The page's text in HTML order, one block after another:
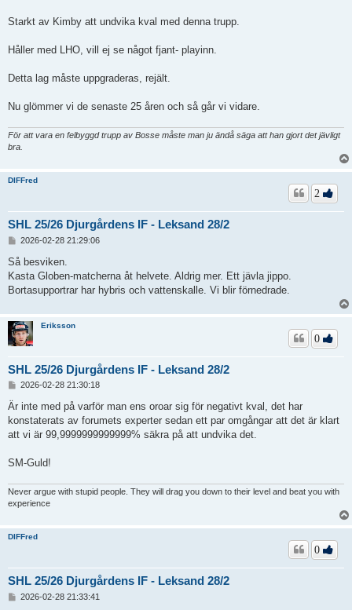
Starkt av Kimby att undvika kval med denna trupp.
Håller med LHO, vill ej se något fjant- playinn.
Detta lag måste uppgraderas, rejält.
Nu glömmer vi de senaste 25 åren och så går vi vidare.
För att vara en felbyggd trupp av Bosse måste man ju ändå säga att han gjort det jävligt
bra.
DIFFred
SHL 25/26 Djurgårdens IF - Leksand 28/2
2
l
g
g
2026-02-28 21:29:06
Så besviken.
Kasta Globen-matcherna åt helvete. Aldrig mer. Ett jävla jippo.
Bortasupportrar har hybris och vattenskalle. Vi blir förnedrade.
Eriksson
SHL 25/26 Djurgårdens IF - Leksand 28/2
0
l
g
g
2026-02-28 21:30:18
Är inte med på varför man ens oroar sig för negativt kval, det har
konstaterats av forumets experter sedan ett par omgångar att det är klart
att vi är 99,9999999999999% säkra på att undvika det.
SM-Guld!
Never argue with stupid people. They will drag you down to their level and beat you with
experience
DIFFred
SHL 25/26 Djurgårdens IF - Leksand 28/2
0
2026-02-28 21:33:41